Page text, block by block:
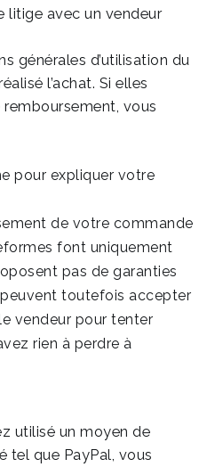
litige avec un vendeur
générales d’utilisation du
l’achat. Si elles
vous
pour expliquer votre
de votre commande
font uniquement
pas de garanties
toutefois accepter
vendeur pour tenter
rien à perdre à
utilisé un moyen de
tel que PayPal, vous